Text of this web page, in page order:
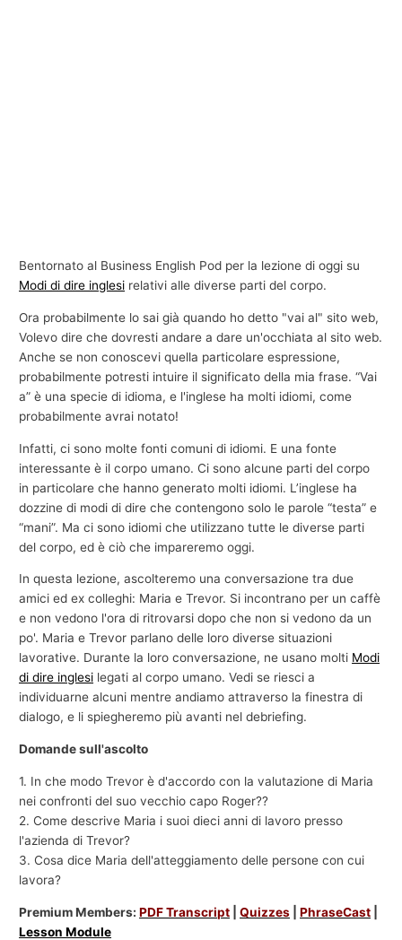
Bentornato al Business English Pod per la lezione di oggi su
Modi di dire inglesi relativi alle diverse parti del corpo.
Ora probabilmente lo sai già quando ho detto "vai al" sito web,
Volevo dire che dovresti andare a dare un'occhiata al sito web.
Anche se non conoscevi quella particolare espressione,
probabilmente potresti intuire il significato della mia frase. “Vai
a” è una specie di idioma, e l'inglese ha molti idiomi, come
probabilmente avrai notato!
Infatti, ci sono molte fonti comuni di idiomi. E una fonte
interessante è il corpo umano. Ci sono alcune parti del corpo
in particolare che hanno generato molti idiomi. L’inglese ha
dozzine di modi di dire che contengono solo le parole “testa” e
“mani”. Ma ci sono idiomi che utilizzano tutte le diverse parti
del corpo, ed è ciò che impareremo oggi.
In questa lezione, ascolteremo una conversazione tra due
amici ed ex colleghi: Maria e Trevor. Si incontrano per un caffè
e non vedono l'ora di ritrovarsi dopo che non si vedono da un
po'. Maria e Trevor parlano delle loro diverse situazioni
lavorative. Durante la loro conversazione, ne usano molti Modi
di dire inglesi legati al corpo umano. Vedi se riesci a
individuarne alcuni mentre andiamo attraverso la finestra di
dialogo, e li spiegheremo più avanti nel debriefing.
Domande sull'ascolto
1. In che modo Trevor è d'accordo con la valutazione di Maria
nei confronti del suo vecchio capo Roger??
2. Come descrive Maria i suoi dieci anni di lavoro presso
l'azienda di Trevor?
3. Cosa dice Maria dell'atteggiamento delle persone con cui
lavora?
Premium Members:PDF Transcript |Quizzes |PhraseCast
Lesson Module